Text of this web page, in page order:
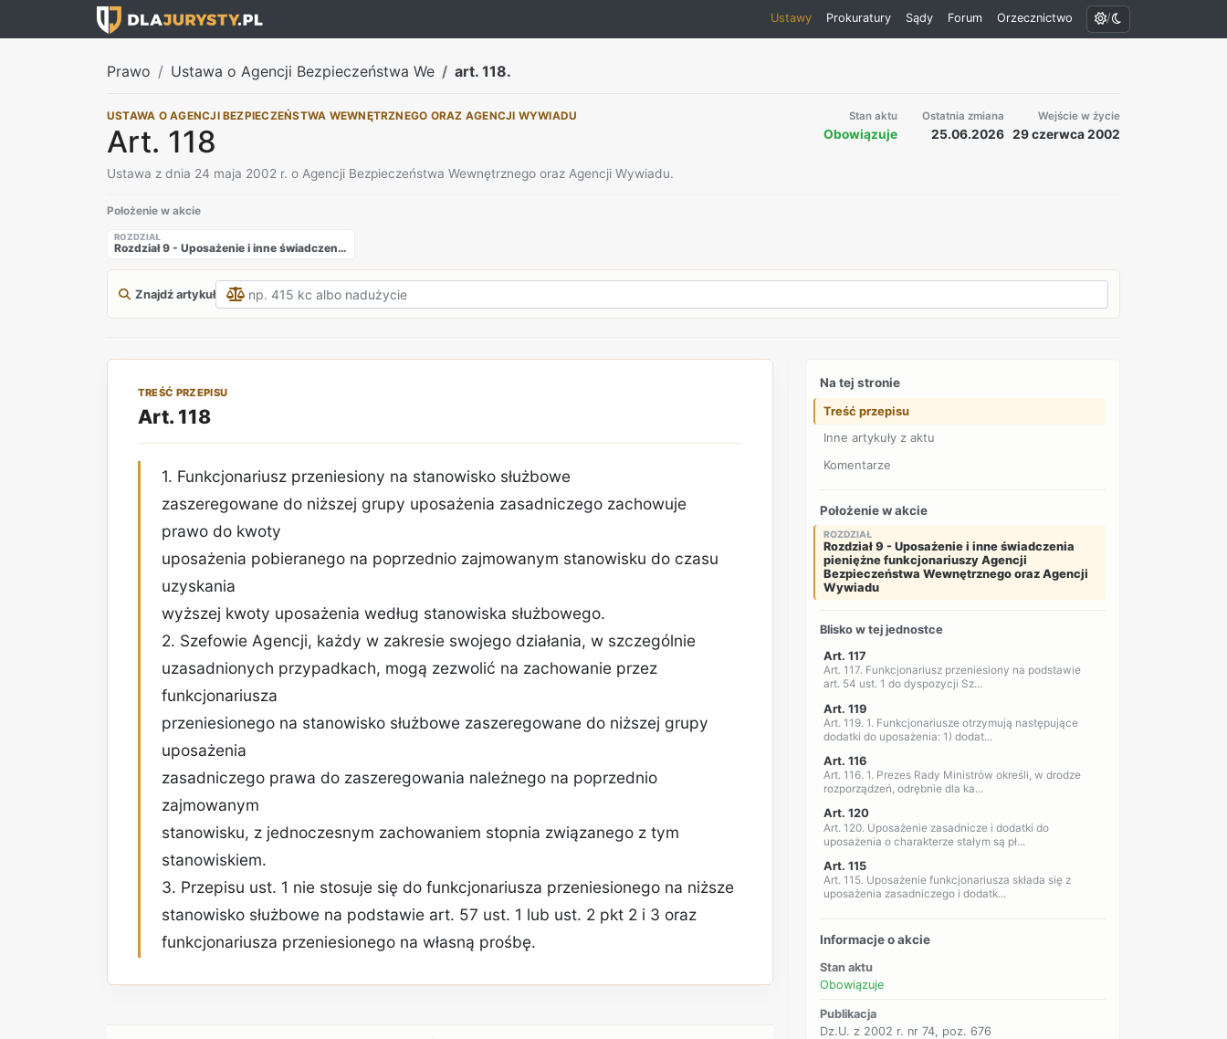
Ustawy Prokuratury Sądy Forum Orzecznictwo /
Prawo Ustawa o Agencji Bezpieczeństwa We art. 118.
USTAWA O AGENCJI BEZPIECZEŃSTWA WEWNĘTRZNEGO ORAZ AGENCJI WYWIADU
Art. 118
Ustawa z dnia 24 maja 2002 r. o Agencji Bezpieczeństwa Wewnętrznego oraz Agencji Wywiadu.
Stan aktu
Obowiązuje
Ostatnia zmiana
25.06.2026
Wejście w życie
29 czerwca 2002
Położenie w akcie
ROZDZIAŁ
Rozdział 9 - Uposażenie i inne świadczenia pieniężne funkcjonariuszy Agencji Bezpieczeństwa Wewnętrznego oraz Agencji Wywiadu
Znajdź artykuł
TREŚĆ PRZEPISU
Art. 118
1. Funkcjonariusz przeniesiony na stanowisko służbowe
zaszeregowane do niższej grupy uposażenia zasadniczego zachowuje
prawo do kwoty
uposażenia pobieranego na poprzednio zajmowanym stanowisku do czasu
uzyskania
wyższej kwoty uposażenia według stanowiska służbowego.
2. Szefowie Agencji, każdy w zakresie swojego działania, w szczególnie
uzasadnionych przypadkach, mogą zezwolić na zachowanie przez
funkcjonariusza
przeniesionego na stanowisko służbowe zaszeregowane do niższej grupy
uposażenia
zasadniczego prawa do zaszeregowania należnego na poprzednio
zajmowanym
stanowisku, z jednoczesnym zachowaniem stopnia związanego z tym
stanowiskiem.
3. Przepisu ust. 1 nie stosuje się do funkcjonariusza przeniesionego na niższe
stanowisko służbowe na podstawie art. 57 ust. 1 lub ust. 2 pkt 2 i 3 oraz
funkcjonariusza przeniesionego na własną prośbę.
Na tej stronie
Treść przepisu
Inne artykuły z aktu
Komentarze
Położenie w akcie
ROZDZIAŁ
Rozdział 9 - Uposażenie i inne świadczenia
pieniężne funkcjonariuszy Agencji
Bezpieczeństwa Wewnętrznego oraz Agencji
Wywiadu
Blisko w tej jednostce
Art. 117
Art. 117. Funkcjonariusz przeniesiony na podstawie
art. 54 ust. 1 do dyspozycji Sz...
Art. 119
Art. 119. 1. Funkcjonariusze otrzymują następujące
dodatki do uposażenia: 1) dodat...
Art. 116
Art. 116. 1. Prezes Rady Ministrów określi, w drodze
rozporządzeń, odrębnie dla ka...
Art. 120
Art. 120. Uposażenie zasadnicze i dodatki do
uposażenia o charakterze stałym są pł...
Art. 115
Art. 115. Uposażenie funkcjonariusza składa się z
uposażenia zasadniczego i dodatk...
Informacje o akcie
Stan aktu
Obowiązuje
Publikacja
Dz.U. z 2002 r. nr 74, poz. 676